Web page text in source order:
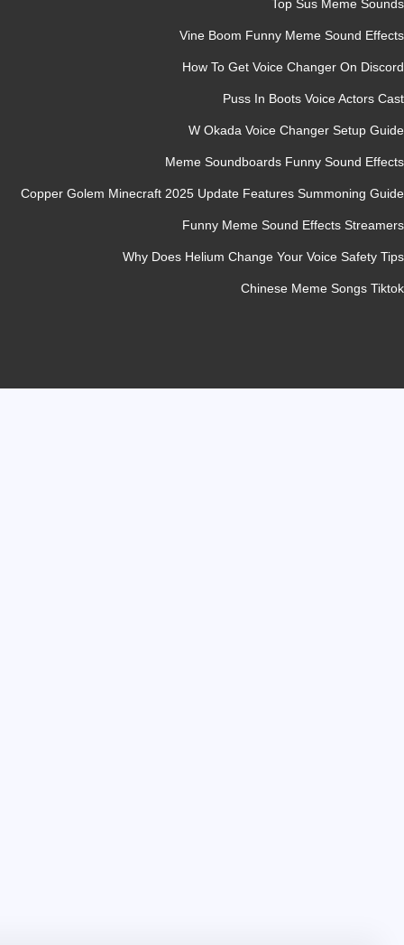
Top Sus Meme
Vine Boom Funny Meme Sound
How To Get Voice Changer On
Puss In Boots Voice Actors
W Okada Voice Changer Setup
Meme Soundboards Funny Sound
Copper Golem Minecraft 2025 Update Features Summoning
Funny Meme Sound Effects
Why Does Helium Change Your Voice Safety
Chinese Meme Songs